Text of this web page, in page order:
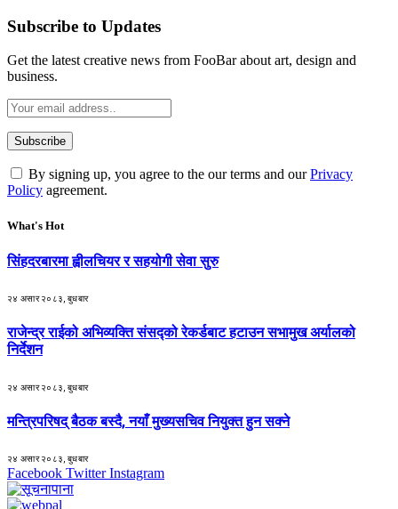
Subscribe to Updates
Get the latest creative news from FooBar about art, design and
business.
By signing up, you agree to the our terms and ourPrivacy
Policy agreement.
What's Hot
सिंहदरबारमा ह्वीलचियर र सहयोगी सेवा सुरु
२४ असार २०८३, बुधबार
राजेन्द्र राईको अभिव्यक्ति संसद्को रेकर्डबाट हटाउन सभामुख अर्यालको
निर्देशन
२४ असार २०८३, बुधबार
मन्त्रिपरिषद् बैठक बस्दै, नयाँ मुख्यसचिव नियुक्त हुन सक्ने
२४ असार २०८३, बुधबार
Facebook Twitter Instagram